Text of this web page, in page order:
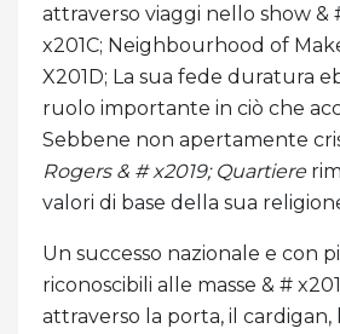
attraverso viaggi nello show &
x201C; Neighbourhood of
X201D; La sua fede duratura
ruolo importante in ciò che
Sebbene non apertamente
Rogers & # x2019; Quartiere
valori di base della sua
Un successo nazionale e con
riconoscibili alle masse & #
attraverso la porta, il cardigan,